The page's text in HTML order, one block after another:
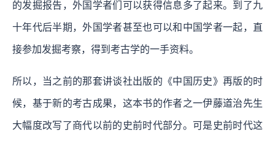
的发掘报告，外国学者们可以获得信息多了起来。到了九
十年代后半期，外国学者甚至也可以和中国学者一起，直
接参加发掘考察，得到考古学的一手资料。
所以，当之前的那套讲谈社出版的《中国历史》再版的时
候，基于新的考古成果，这本书的作者之一伊藤道治先生
大幅度改写了商代以前的史前时代部分。可是史前时代这